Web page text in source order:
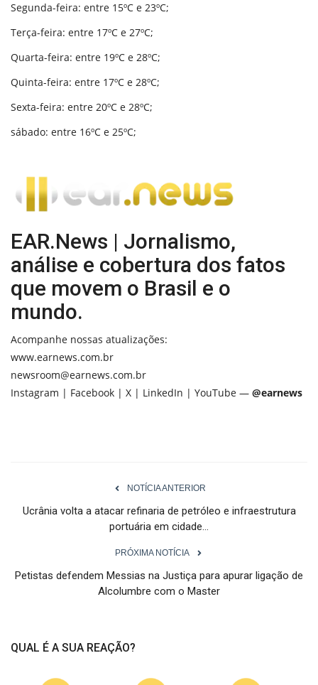
Segunda-feira: entre 15ºC e 23ºC;
Terça-feira: entre 17ºC e 27ºC;
Quarta-feira: entre 19ºC e 28ºC;
Quinta-feira: entre 17ºC e 28ºC;
Sexta-feira: entre 20ºC e 28ºC;
sábado: entre 16ºC e 25ºC;
EAR.News | Jornalismo,
análise e cobertura dos fatos
que movem o Brasil e o
mundo.
Acompanhe nossas atualizações:
www.earnews.com.br
newsroom@earnews.com.br
Instagram | Facebook | X | LinkedIn | YouTube — @earnews
NOTÍCIA ANTERIOR
Ucrânia volta a atacar refinaria de petróleo e infraestrutura
portuária em cidade...
PRÓXIMA NOTÍCIA
Petistas defendem Messias na Justiça para apurar ligação de
Alcolumbre com o Master
QUAL É A SUA REAÇÃO?